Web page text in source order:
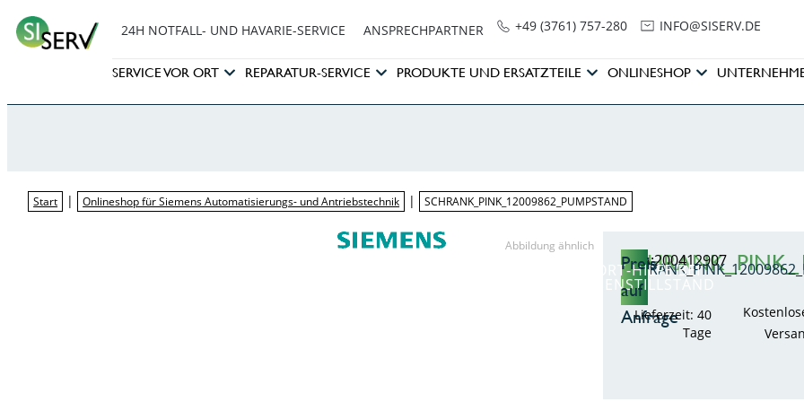
24H NOTFALL- UND HAVARIE-SERVICE ANSPRECHPARTNER +49 (3761) 757-280 ED.VRE
SIS@OF
NI
SERVICE VOR ORT REPARATUR-SERVICE PRODUKTE UND ERSATZTEILE ONLINESHOP
Start | Onlineshop für Siemens Automatisierungs- und Antriebstechnik | SCHRANK_PINK_12009862_PUMPSTAND
Abbildung ähnlich
ZMA:200412907
SOFORT-HILFE BEI
ANLAGENSTILLSTAND
Preis
auf
Anfrage
Lieferzeit: 40
Tage